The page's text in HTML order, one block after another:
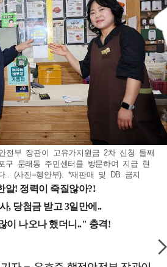
전부 장관이 고유가지원금 2차 신청 둘째
구 문래동 주민센터를 방문하여 지급 현
.. (사진=행안부). *재판매 및 DB 금지